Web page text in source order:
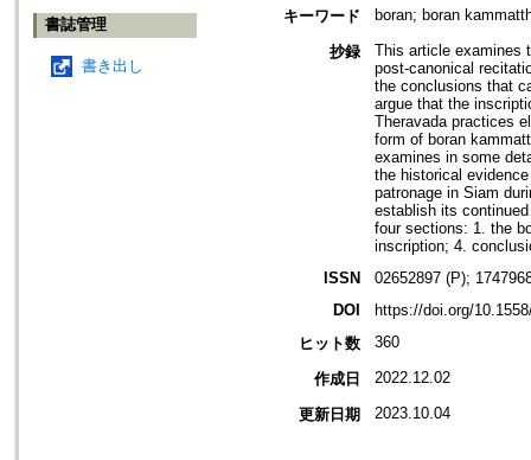
書誌管理
書き出し
キーワード
boran; boran
抄録
This article examines
post-canonical
the conclusions that
argue that the
Theravada practices
form of boran
examines in some
the historical
patronage in Siam
establish its
four sections: 1. the
inscription; 4.
ISSN
02652897 (P);
DOI
https://doi.org/
ヒット数
360
作成日 2022.12.02
更新日期 2023.10.04